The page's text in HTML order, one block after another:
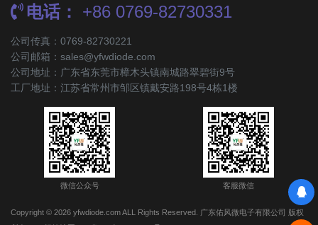
电话： +86 0769-82730331
公司传真：0769-82730221
公司邮箱：sales@yfwdiode.com
公司地址：广东省东莞市樟木头镇南城路翠碧街9号
工厂地址：江苏省常州市邹区镇戴安路198号4栋1楼
微信公众号 客服微信
Copyright © 2026 yfwdiode.com ALL Rights Reserved. 广东佑风微电子有限公司 版权